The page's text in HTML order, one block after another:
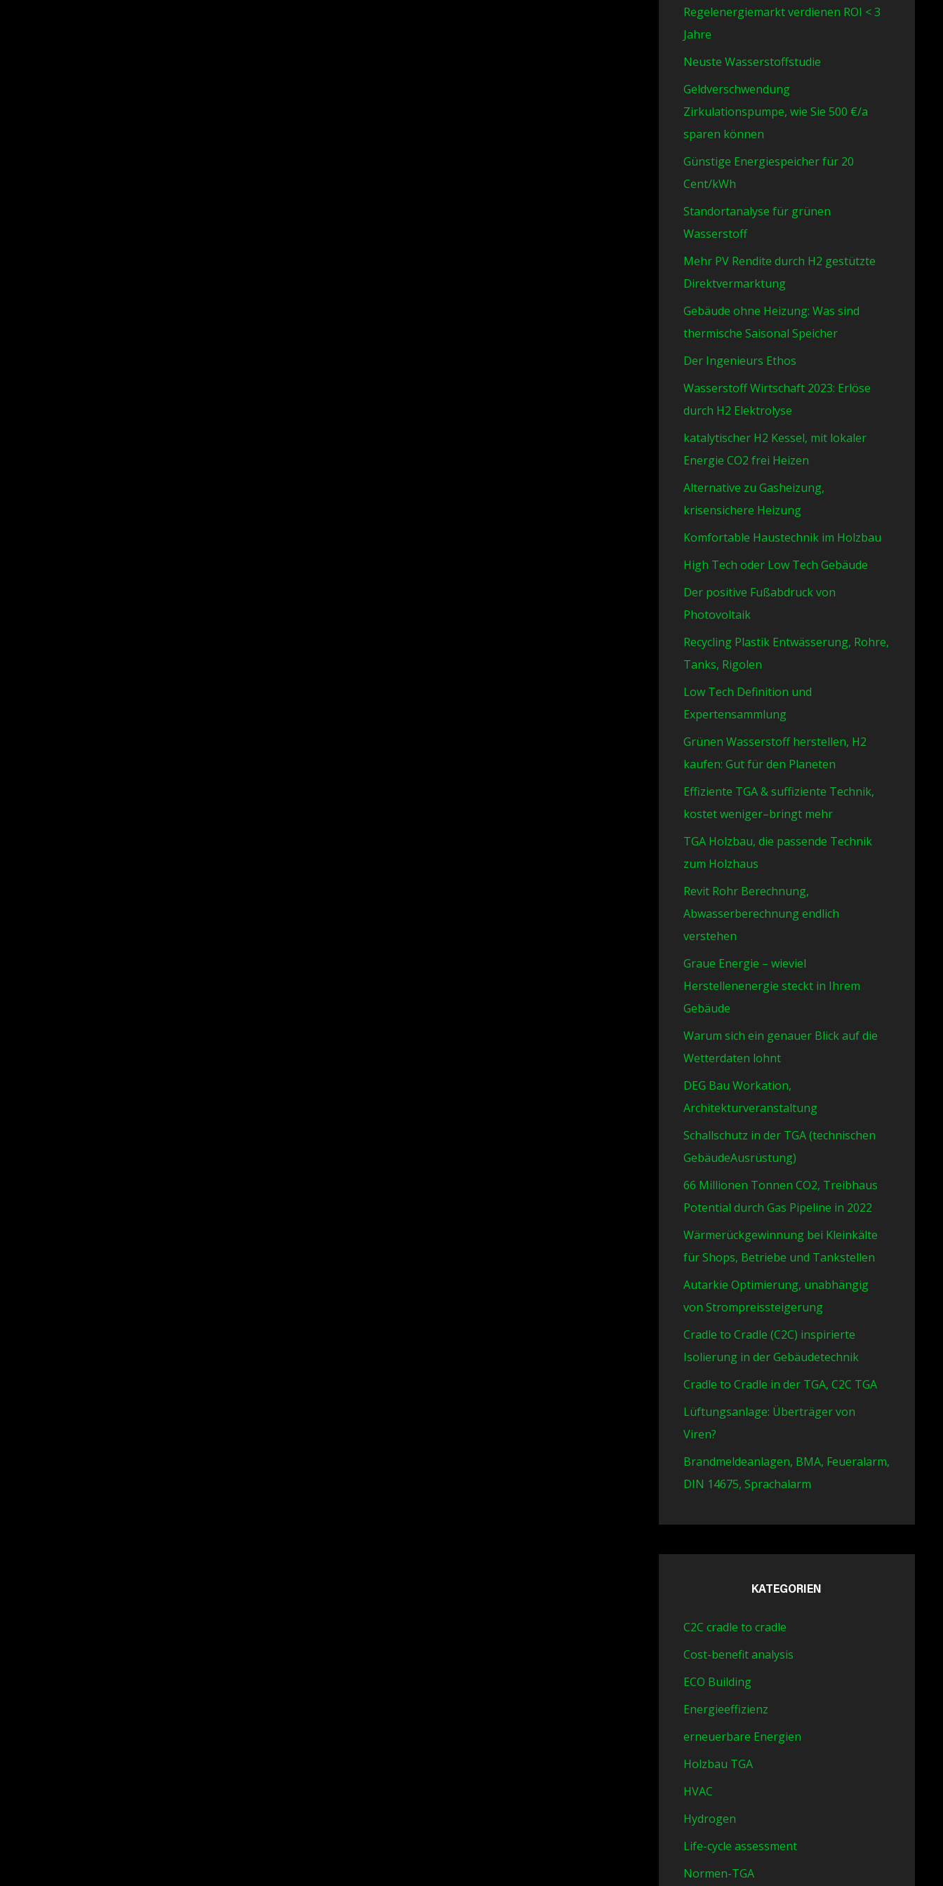
Regelenergiemarkt verdienen ROI < 3
Jahre
Neuste Wasserstoffstudie
Geldverschwendung
Zirkulationspumpe, wie Sie 500 €/a
sparen können
Günstige Energiespeicher für 20
Cent/kWh
Standortanalyse für grünen
Wasserstoff
Mehr PV Rendite durch H2 gestützte
Direktvermarktung
Gebäude ohne Heizung: Was sind
thermische Saisonal Speicher
Der Ingenieurs Ethos
Wasserstoff Wirtschaft 2023: Erlöse
durch H2 Elektrolyse
katalytischer H2 Kessel, mit lokaler
Energie CO2 frei Heizen
Alternative zu Gasheizung,
krisensichere Heizung
Komfortable Haustechnik im Holzbau
High Tech oder Low Tech Gebäude
Der positive Fußabdruck von
Photovoltaik
Recycling Plastik Entwässerung, Rohre,
Tanks, Rigolen
Low Tech Definition und
Expertensammlung
Grünen Wasserstoff herstellen, H2
kaufen: Gut für den Planeten
Effiziente TGA & suffiziente Technik,
kostet weniger–bringt mehr
TGA Holzbau, die passende Technik
zum Holzhaus
Revit Rohr Berechnung,
Abwasserberechnung endlich
verstehen
Graue Energie – wieviel
Herstellenenergie steckt in Ihrem
Gebäude
Warum sich ein genauer Blick auf die
Wetterdaten lohnt
DEG Bau Workation,
Architekturveranstaltung
Schallschutz in der TGA (technischen
GebäudeAusrüstung)
66 Millionen Tonnen CO2, Treibhaus
Potential durch Gas Pipeline in 2022
Wärmerückgewinnung bei Kleinkälte
für Shops, Betriebe und Tankstellen
Autarkie Optimierung, unabhängig
von Strompreissteigerung
Cradle to Cradle (C2C) inspirierte
Isolierung in der Gebäudetechnik
Cradle to Cradle in der TGA, C2C TGA
Lüftungsanlage: Überträger von
Viren?
Brandmeldeanlagen, BMA, Feueralarm,
DIN 14675, Sprachalarm
KATEGORIEN
C2C cradle to cradle
Cost-benefit analysis
ECO Building
Energieeffizienz
erneuerbare Energien
Holzbau TGA
HVAC
Hydrogen
Life-cycle assessment
Normen-TGA